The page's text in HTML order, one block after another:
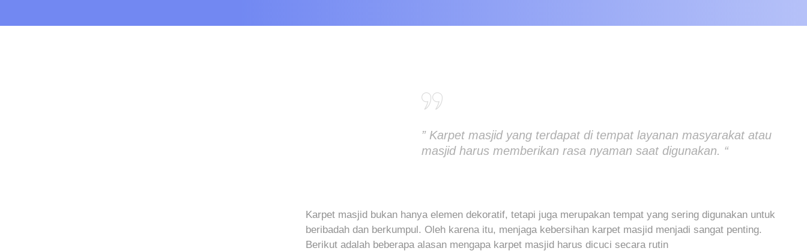
” Karpet masjid yang terdapat di tempat layanan masyarakat atau
masjid harus memberikan rasa nyaman saat digunakan. “
Karpet masjid bukan hanya elemen dekoratif, tetapi juga merupakan tempat yang sering digunakan untuk
beribadah dan berkumpul. Oleh karena itu, menjaga kebersihan karpet masjid menjadi sangat penting.
Berikut adalah beberapa alasan mengapa karpet masjid harus dicuci secara rutin